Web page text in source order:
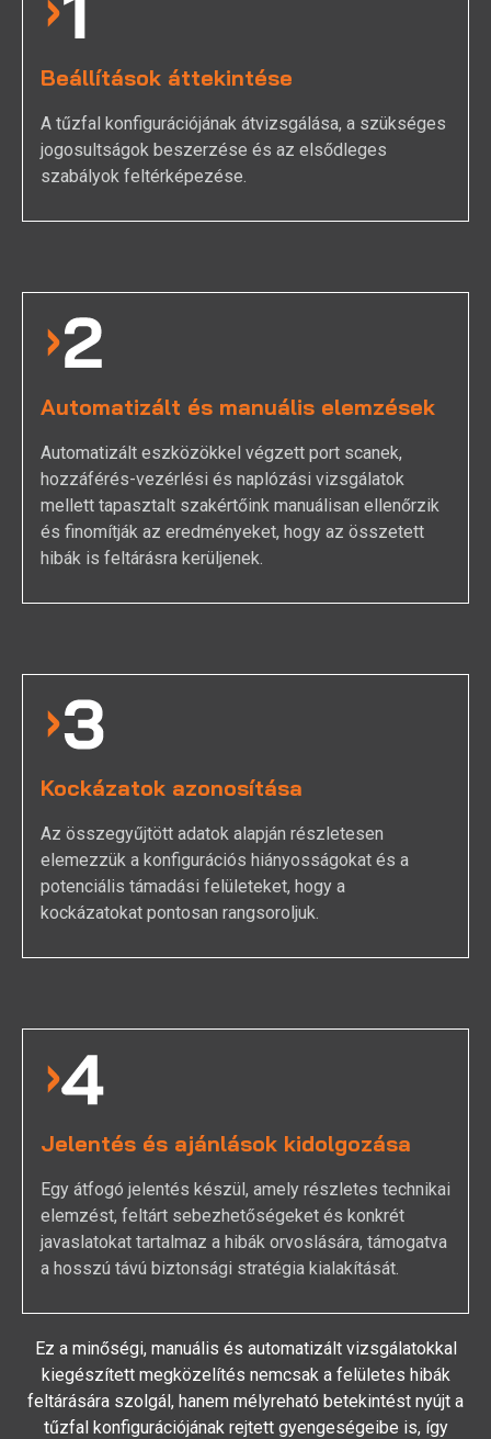
Beállítások áttekintése
A tűzfal konfigurációjának átvizsgálása, a szükséges
jogosultságok beszerzése és az elsődleges
szabályok feltérképezése.
Automatizált és manuális elemzések
Automatizált eszközökkel végzett port scanek,
hozzáférés-vezérlési és naplózási vizsgálatok
mellett tapasztalt szakértőink manuálisan ellenőrzik
és finomítják az eredményeket, hogy az összetett
hibák is feltárásra kerüljenek.
Kockázatok azonosítása
Az összegyűjtött adatok alapján részletesen
elemezzük a konfigurációs hiányosságokat és a
potenciális támadási felületeket, hogy a
kockázatokat pontosan rangsoroljuk.
Jelentés és ajánlások kidolgozása
Egy átfogó jelentés készül, amely részletes technikai
elemzést, feltárt sebezhetőségeket és konkrét
javaslatokat tartalmaz a hibák orvoslására, támogatva
a hosszú távú biztonsági stratégia kialakítását.
Ez a minőségi, manuális és automatizált vizsgálatokkal
kiegészített megközelítés nemcsak a felületes hibák
feltárására szolgál, hanem mélyreható betekintést nyújt a
tűzfal konfigurációjának rejtett gyengeségeibe is, így